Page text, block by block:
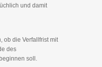
und damit
ob die Verfallfrist mit
des
soll.